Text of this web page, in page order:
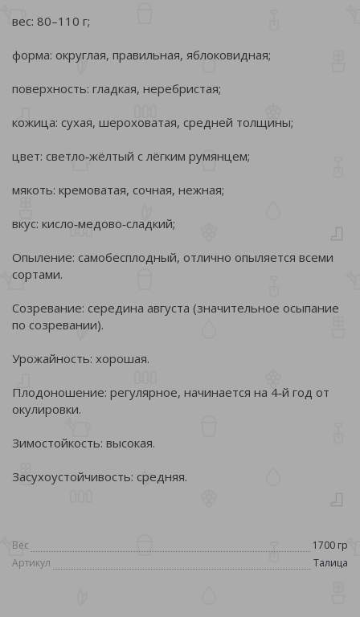
вес: 80–110 г;
форма: округлая, правильная, яблоковидная;
поверхность: гладкая, неребристая;
кожица: сухая, шероховатая, средней толщины;
цвет: светло‑жёлтый с лёгким румянцем;
мякоть: кремоватая, сочная, нежная;
вкус: кисло‑медово‑сладкий;
Опыление: самобесплодный, отлично опыляется всеми
сортами.
Созревание: середина августа (значительное осыпание
по созревании).
Урожайность: хорошая.
Плодоношение: регулярное, начинается на 4‑й год от
окулировки.
Зимостойкость: высокая.
Засухоустойчивость: средняя.
Вес
1700 гр
Артикул
Талица